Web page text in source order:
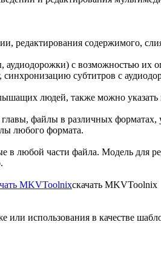
редактирования содержимого,
с возможностью их
субтитров с
людей, также можно
файлы в различных
любого формата.
любой части файла. Модель для
скачать MKVToolnix
использования в качестве